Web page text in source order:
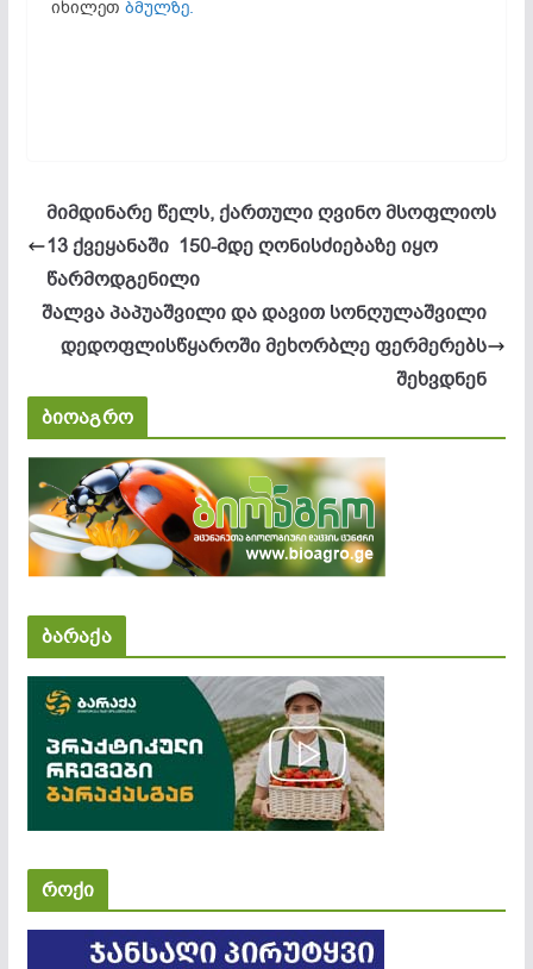
იხილეთ ბმულზე.
მიმდინარე წელს, ქართული ღვინო მსოფლიოს
13 ქვეყანაში 150-მდე ღონისძიებაზე იყო
წარმოდგენილი
შალვა პაპუაშვილი და დავით სონღულაშვილი
დედოფლისწყაროში მეხორბლე ფერმერებს
შეხვდნენ
ბიოაგრო
ბარაქა
როქი